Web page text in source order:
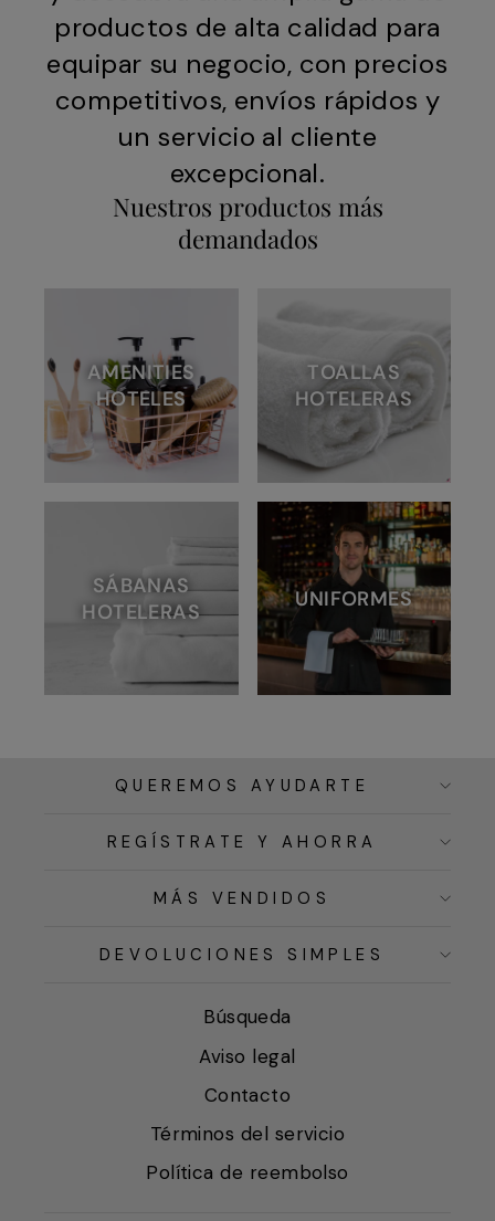
productos de alta calidad para
equipar su negocio, con precios
competitivos, envíos rápidos y
un servicio al cliente
excepcional.
Nuestros productos más
demandados
AMENITIES
HOTELES
TOALLAS
HOTELERAS
SÁBANAS
HOTELERAS
UNIFORMES
QUEREMOS AYUDARTE
REGÍSTRATE Y AHORRA
MÁS VENDIDOS
DEVOLUCIONES SIMPLES
Búsqueda
Aviso legal
Contacto
Términos del servicio
Política de reembolso